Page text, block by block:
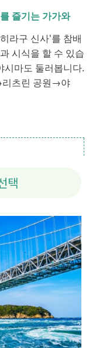
즐기는 가가와
라구 신사'를 참배
시식을 할 수 있습
시마도 둘러봅니다.
츠린 공원→야
택